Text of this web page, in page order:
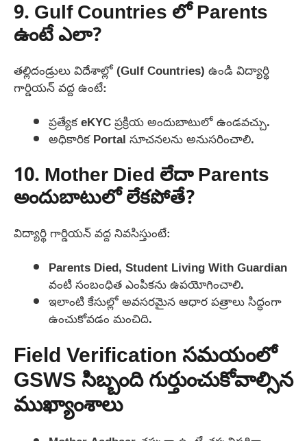
9. Gulf Countries లో Parents
ఉంటే ఎలా?
తల్లిదండ్రులు విదేశాల్లో (Gulf Countries) ఉండి విద్యార్థి
గార్డియన్ వద్ద ఉంటే:
ప్రత్యేక eKYC ప్రక్రియ అందుబాటులో ఉండవచ్చు.
అధికారిక Portal సూచనలను అనుసరించాలి.
10. Mother Died లేదా Parents
అందుబాటులో లేకపోతే?
విద్యార్థి గార్డియన్ వద్ద నివసిస్తుంటే:
Parents Died, Student Living With Guardian
వంటి సంబంధిత ఎంపికను ఉపయోగించాలి.
ఇలాంటి కేసుల్లో అవసరమైన ఆధార పత్రాలు సిద్ధంగా
ఉంచుకోవడం మంచిది.
Field Verification సమయంలో
GSWS సిబ్బంది గుర్తుంచుకోవాల్సిన
ముఖ్యాంశాలు